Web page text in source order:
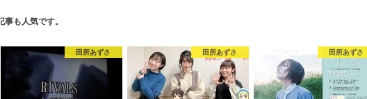
事も人気です。
田所あずさ 田所あずさ 田所あずさ